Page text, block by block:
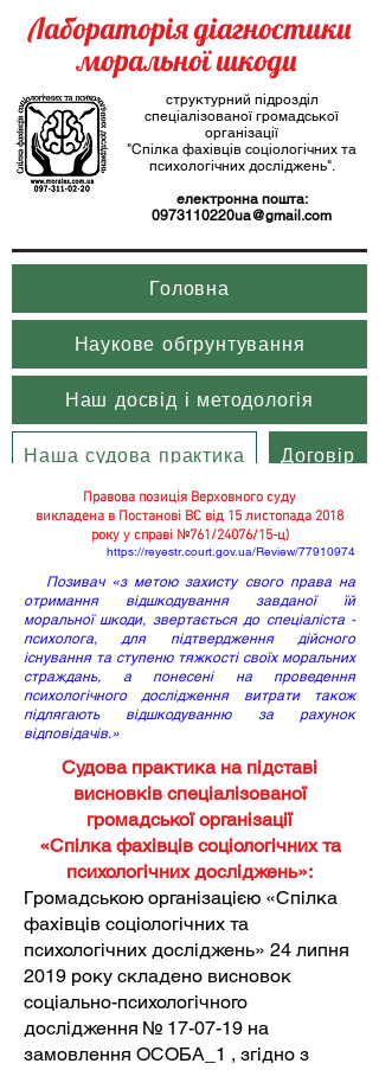
Лабораторія діагностики
моральної шкоди
структурний підрозділ
спеціалізованої громадської
організації
"Спілка фахівців соціологічних та
психологічних досліджень".
електронна пошта:
0973110220ua@gmail.com
Головна
Наукове обгрунтування
Наш досвід і методологія
Наша судова практика Договір
Правова позиція Верховного суду
викладена в Постанові ВС від 15 листопада 2018
року у справі №761/24076/15-ц)
https://reyestr.court.gov.ua/Review/77910974
Позивач «з метою захисту свого права на
отримання відшкодування завданої їй
моральної шкоди, звертається до спеціаліста -
психолога, для підтвердження дійсного
існування та ступеню тяжкості своїх моральних
страждань, а понесені на проведення
психологічного дослідження витрати також
підлягають відшкодуванню за рахунок
відповідачів.»
Судова практика на підставі
висновків спеціалізованої
громадської організації
«Спілка фахівців соціологічних та
психологічних досліджень»:
Громадською організацією «Спілка
фахівців соціологічних та
психологічних досліджень» 24 липня
2019 року складено висновок
соціально-психологічного
дослідження № 17-07-19 на
замовлення ОСОБА_1 , згідно з